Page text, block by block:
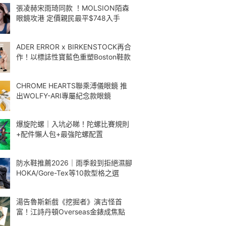
張凌赫宋雨琦同款 ！MOLSION陌森
眼鏡攻港 定價親民最平$748入手
ADER ERROR x BIRKENSTOCK再合
作！以標誌性寶藍色重塑Boston鞋款
CHROME HEARTS聯乘溥儀眼鏡 推
出WOLFY-ARI專屬紀念款眼鏡
爆旋陀螺｜入坑必睇！陀螺比賽規則
+配件懶人包+最強陀螺配置
防水鞋推薦2026｜雨季殺到拒絕濕腳
HOKA/Gore-Tex等10款型格之選
湯告魯斯新戲《挖掘者》演古怪首
富！江詩丹頓Overseas金錶成焦點